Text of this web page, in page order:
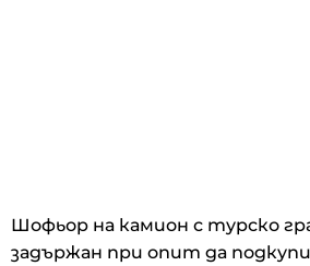
Шофьор на камион с турско
задържан при опит да